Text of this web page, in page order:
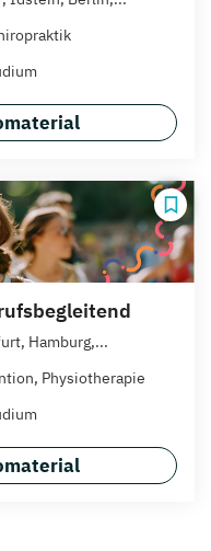
Hamburg,...
Physiotherapie